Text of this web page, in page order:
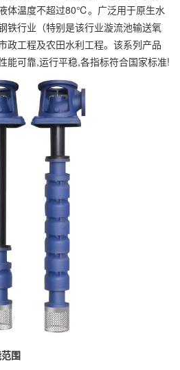
体温度不超过80℃。广泛用于原生水
铁行业（特别是该行业漩流池输送氧
政工程及农田水利工程。该系列产品
能可靠,运行平稳,各指标符合国家标准!
围